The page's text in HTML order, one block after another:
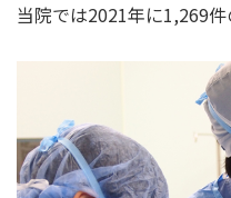
当院では2021年に1,269